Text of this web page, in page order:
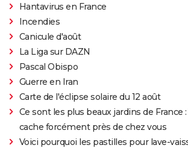
Hantavirus en France
Incendies
Canicule d'août
La Liga sur DAZN
Pascal Obispo
Guerre en Iran
Carte de l'éclipse solaire du 12 août
Ce sont les plus beaux jardins de France
cache forcément près de chez vous
Voici pourquoi les pastilles pour lave-